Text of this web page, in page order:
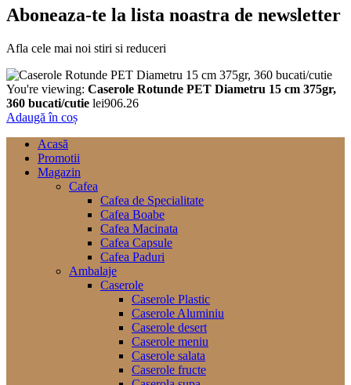
Aboneaza-te la lista noastra de newsletter
Afla cele mai noi stiri si reduceri
You're viewing: Caserole Rotunde PET Diametru 15 cm 375gr,
360 bucati/cutie lei906.26
Adaugă în coș
Acasă
Promotii
Magazin
Cafea
Cafea de Specialitate
Cafea Boabe
Cafea Macinata
Cafea Capsule
Cafea Paduri
Ambalaje
Caserole
Caserole Plastic
Caserole Aluminiu
Caserole desert
Caserole meniu
Caserole salata
Caserole fructe